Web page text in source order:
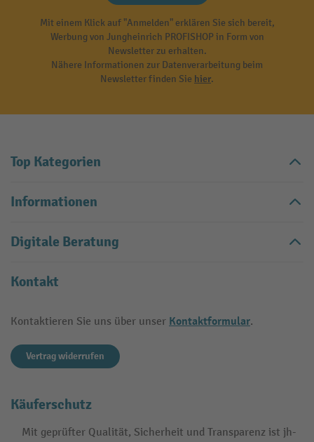
Mit einem Klick auf "Anmelden" erklären Sie sich bereit,
Werbung von Jungheinrich PROFISHOP in Form von
Newsletter zu erhalten.
Nähere Informationen zur Datenverarbeitung beim
Newsletter finden Sie hier.
Top Kategorien
Informationen
Digitale Beratung
Kontakt
Kontaktieren Sie uns über unser Kontaktformular.
Vertrag widerrufen
Käuferschutz
Mit geprüfter Qualität, Sicherheit und Transparenz ist jh-